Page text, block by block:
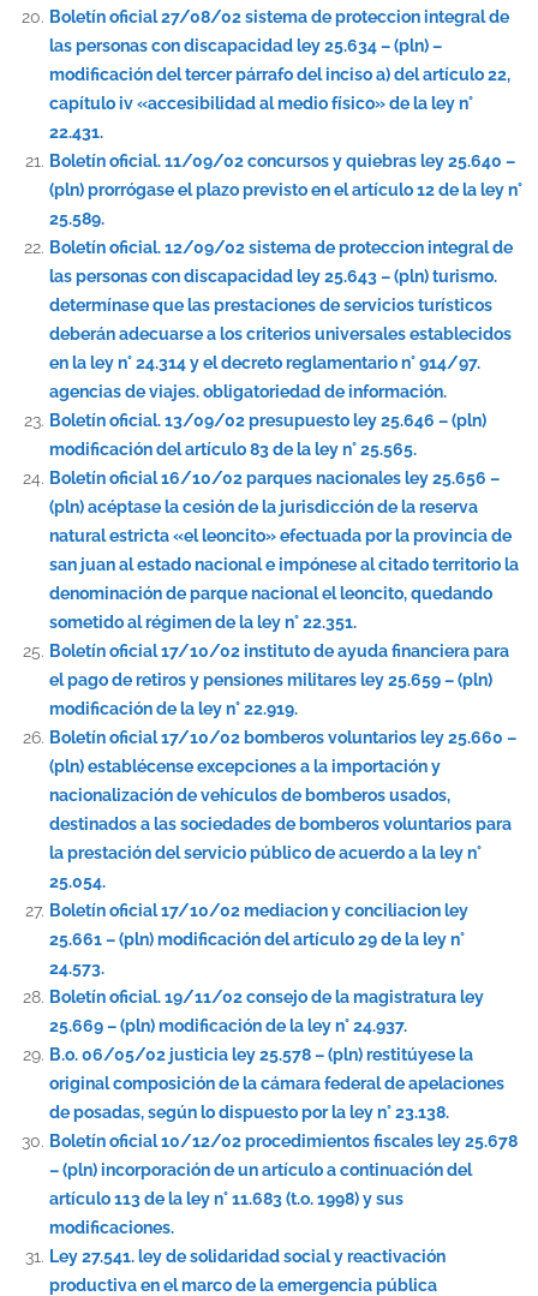
Boletín oficial 27/08/02 sistema de proteccion integral de
las personas con discapacidad ley 25.634 – (pln) –
modificación del tercer párrafo del inciso a) del artículo 22,
capítulo iv «accesibilidad al medio físico» de la ley n°
22.431.
Boletín oficial. 11/09/02 concursos y quiebras ley 25.640 –
(pln) prorrógase el plazo previsto en el artículo 12 de la ley n°
25.589.
Boletín oficial. 12/09/02 sistema de proteccion integral de
las personas con discapacidad ley 25.643 – (pln) turismo.
determínase que las prestaciones de servicios turísticos
deberán adecuarse a los criterios universales establecidos
en la ley n° 24.314 y el decreto reglamentario n° 914/97.
agencias de viajes. obligatoriedad de información.
Boletín oficial. 13/09/02 presupuesto ley 25.646 – (pln)
modificación del artículo 83 de la ley n° 25.565.
Boletín oficial 16/10/02 parques nacionales ley 25.656 –
(pln) acéptase la cesión de la jurisdicción de la reserva
natural estricta «el leoncito» efectuada por la provincia de
san juan al estado nacional e impónese al citado territorio la
denominación de parque nacional el leoncito, quedando
sometido al régimen de la ley n° 22.351.
Boletín oficial 17/10/02 instituto de ayuda financiera para
el pago de retiros y pensiones militares ley 25.659 – (pln)
modificación de la ley n° 22.919.
Boletín oficial 17/10/02 bomberos voluntarios ley 25.660 –
(pln) establécense excepciones a la importación y
nacionalización de vehículos de bomberos usados,
destinados a las sociedades de bomberos voluntarios para
la prestación del servicio público de acuerdo a la ley n°
25.054.
Boletín oficial 17/10/02 mediacion y conciliacion ley
25.661 – (pln) modificación del artículo 29 de la ley n°
24.573.
Boletín oficial. 19/11/02 consejo de la magistratura ley
25.669 – (pln) modificación de la ley n° 24.937.
B.o. 06/05/02 justicia ley 25.578 – (pln) restitúyese la
original composición de la cámara federal de apelaciones
de posadas, según lo dispuesto por la ley n° 23.138.
Boletín oficial 10/12/02 procedimientos fiscales ley 25.678
– (pln) incorporación de un artículo a continuación del
artículo 113 de la ley n° 11.683 (t.o. 1998) y sus
modificaciones.
Ley 27.541. ley de solidaridad social y reactivación
productiva en el marco de la emergencia pública